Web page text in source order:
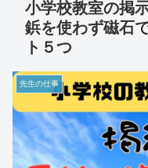
小学校教室の掲
鋲を使わず磁石
ト５つ
先生の仕事